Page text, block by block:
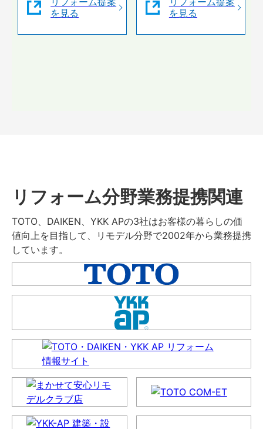
を見る
を見る
リフォーム分野業務提携関連
TOTO、DAIKEN、YKK APの3社はお客様の暮らしの価
値向上を目指して、リモデル分野で2002年から業務提携
しています。